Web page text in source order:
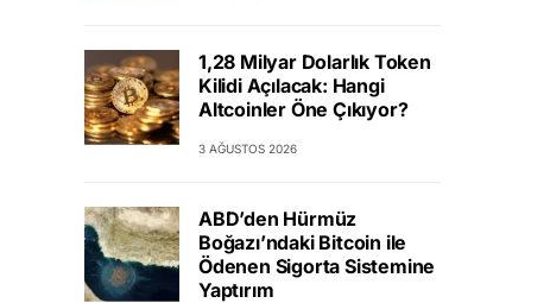
1,28 Milyar Dolarlık Token
Kilidi Açılacak: Hangi
Altcoinler Öne Çıkıyor?
3 AĞUSTOS 2026
ABD’den Hürmüz
Boğazı’ndaki Bitcoin ile
Ödenen Sigorta Sistemine
Yaptırım